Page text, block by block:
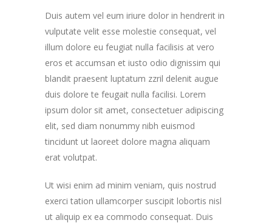
Duis autem vel eum iriure dolor in hendrerit in
vulputate velit esse molestie consequat, vel
illum dolore eu feugiat nulla facilisis at vero
eros et accumsan et iusto odio dignissim qui
blandit praesent luptatum zzril delenit augue
duis dolore te feugait nulla facilisi. Lorem
ipsum dolor sit amet, consectetuer adipiscing
elit, sed diam nonummy nibh euismod
tincidunt ut laoreet dolore magna aliquam
erat volutpat.
Ut wisi enim ad minim veniam, quis nostrud
exerci tation ullamcorper suscipit lobortis nisl
ut aliquip ex ea commodo consequat. Duis